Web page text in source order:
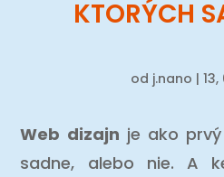
KTORÝCH
od j.nano |
Web dizajn je ako
sadne, alebo nie. A